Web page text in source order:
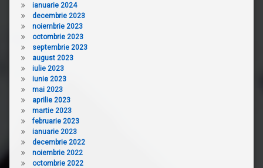
ianuarie 2024
decembrie 2023
noiembrie 2023
octombrie 2023
septembrie 2023
august 2023
iulie 2023
iunie 2023
mai 2023
aprilie 2023
martie 2023
februarie 2023
ianuarie 2023
decembrie 2022
noiembrie 2022
octombrie 2022